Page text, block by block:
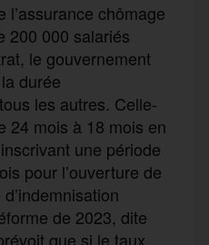
l’assurance chômage
200 000 salariés
le gouvernement
durée
les autres. Celle-
24 mois à 18 mois en
une période
pour l’ouverture de
de 2023, dite
que si le taux